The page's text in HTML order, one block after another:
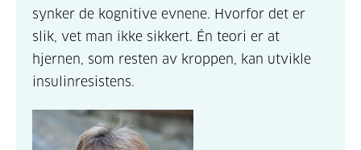
synker de kognitive evnene. Hvorfor det er
slik, vet man ikke sikkert. Én teori er at
hjernen, som resten av kroppen, kan utvikle
insulinresistens.